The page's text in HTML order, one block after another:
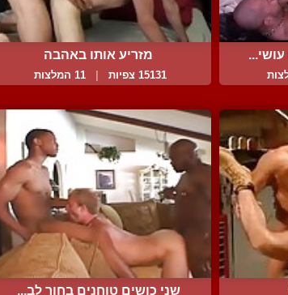
מזריע אותו באהבה
15131 צפיות | 11 המלצות
שני כושים טוחנים בחור לב...